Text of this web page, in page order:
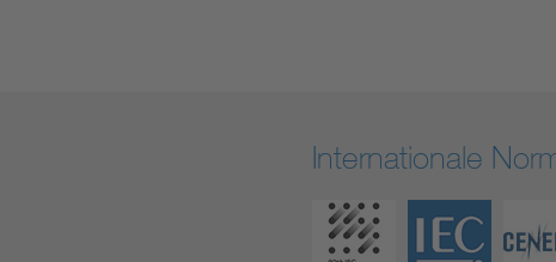
Internationale